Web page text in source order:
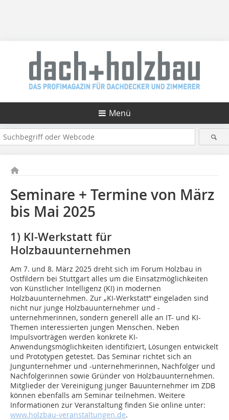
Menü
Seminare + Termine von März
bis Mai 2025
1) KI-Werkstatt für
Holzbauunternehmen
Am 7. und 8. März 2025 dreht sich im Forum Holzbau in
Ostfildern bei Stuttgart alles um die Einsatzmöglichkeiten
von Künstlicher Intelligenz (KI) in modernen
Holzbauunternehmen. Zur „KI-Werkstatt“ eingeladen sind
nicht nur junge Holzbauunternehmer und -
unternehmerinnen, sondern generell alle an IT- und KI-
Themen interessierten jungen Menschen. Neben
Impulsvorträgen werden konkrete KI-
Anwendungsmöglichkeiten identifiziert, Lösungen entwickelt
und Prototypen getestet. Das Seminar richtet sich an
Jungunternehmer und -unternehmerinnen, Nachfolger und
Nachfolgerinnen sowie Gründer von Holzbauunternehmen.
Mitglieder der Vereinigung junger Bauunternehmer im ZDB
können ebenfalls am Seminar teilnehmen. Weitere
Informationen zur Veranstaltung finden Sie online unter:
www.holzbau-veranstaltungen.de.